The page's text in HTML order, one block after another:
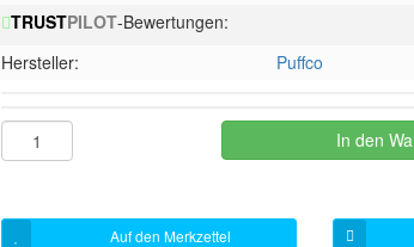
TRUSTPILOT-Bewertungen:
Hersteller:
Puffco
In den
Auf den Merkzettel